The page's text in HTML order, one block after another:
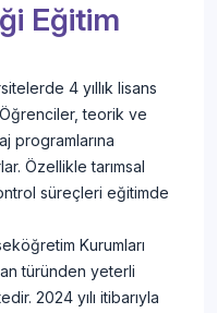
Eğitim
4 yıllık lisans
teorik ve
programlarına
Özellikle tarımsal
süreçleri eğitimde
Kurumları
türünden yeterli
2024 yılı itibarıyla